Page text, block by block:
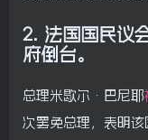
2. 法国国民议
府倒台。
总理米歇尔·巴尼耶
次罢免总理，表明